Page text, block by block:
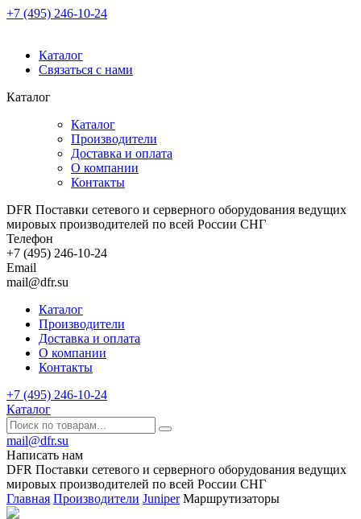
+7 (495) 246-10-24
Каталог
Связаться с нами
Каталог
Каталог
Производители
Доставка и оплата
О компании
Контакты
DFR Поставки сетевого и серверного оборудования ведущих
мировых производителей по всей России СНГ
Телефон
+7 (495) 246-10-24
Email
mail@dfr.su
Каталог
Производители
Доставка и оплата
О компании
Контакты
+7 (495) 246-10-24
Каталог
mail@dfr.su
Написать нам
DFR Поставки сетевого и серверного оборудования ведущих
мировых производителей по всей России СНГ
Главная Производители Juniper Маршрутизаторы